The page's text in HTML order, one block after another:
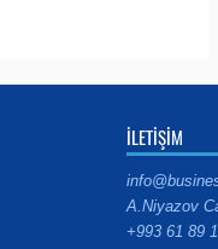
İLETİŞİM
A.Niyazov
+993 61 89